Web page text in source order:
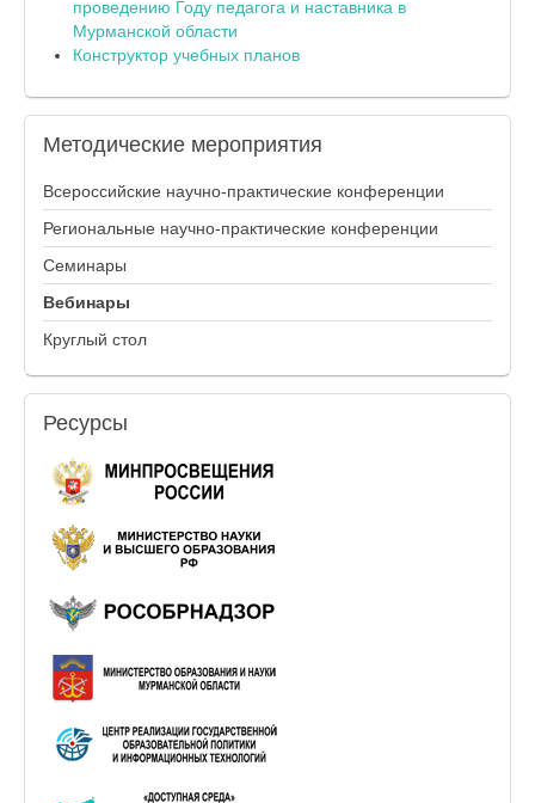
проведению Году педагога и наставника в
Мурманской области
Конструктор учебных планов
Методические мероприятия
Всероссийские научно-практические конференции
Региональные научно-практические конференции
Семинары
Вебинары
Круглый стол
Ресурсы